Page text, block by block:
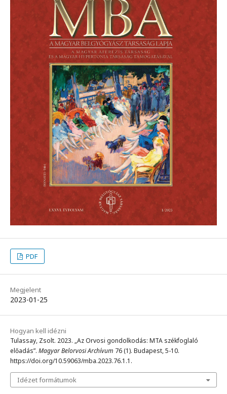
PDF
Megjelent
2023-01-25
Hogyan kell idézni
Tulassay, Zsolt. 2023. „Az Orvosi gondolkodás: MTA székfoglaló
előadás”. Magyar Belorvosi Archívum 76 (1). Budapest, 5-10.
https://doi.org/10.59063/mba.2023.76.1.1.
Idézet formátumok